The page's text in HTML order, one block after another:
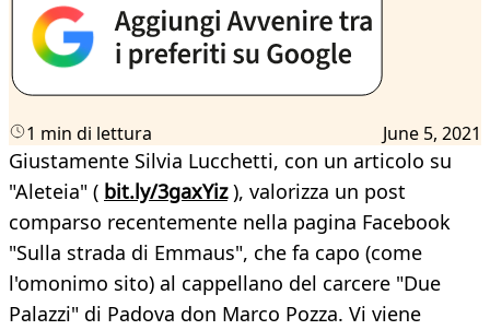
1 min di lettura June 5, 2021
Giustamente Silvia Lucchetti, con un articolo su
"Aleteia" ( bit.ly/3gaxYiz), valorizza un post
comparso recentemente nella pagina Facebook
"Sulla strada di Emmaus", che fa capo (come
l'omonimo sito) al cappellano del carcere "Due
Palazzi" di Padova don Marco Pozza. Vi viene